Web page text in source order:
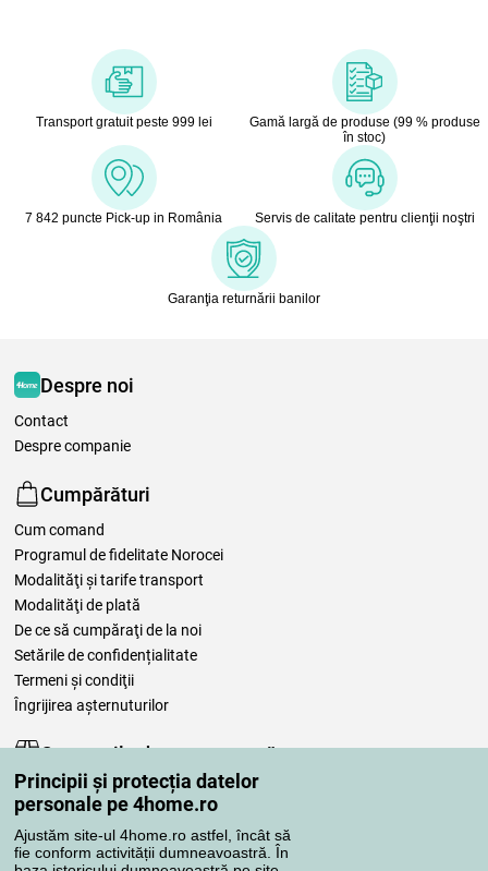
Principii și protecția datelor
personale pe 4home.ro
Ajustăm site-ul 4home.ro astfel, încât să
fie conform activității dumneavoastră. În
Transport gratuit peste 999 lei
Gamă largă de produse (99 % produse
în stoc)
7 842 puncte Pick-up in România Servis de calitate pentru clienţii noştri
Garanţia returnării banilor
Despre noi
Contact
Despre companie
Cumpărături
Cum comand
Programul de fidelitate Norocei
Modalităţi şi tarife transport
Modalităţi de plată
De ce să cumpăraţi de la noi
Setările de confidențialitate
Termeni şi condiţii
Îngrijirea așternuturilor
Comenzile dumneavoastră
Contul meu
Revizuirea comenzilor
Reclamaţii
Retragere de la contract